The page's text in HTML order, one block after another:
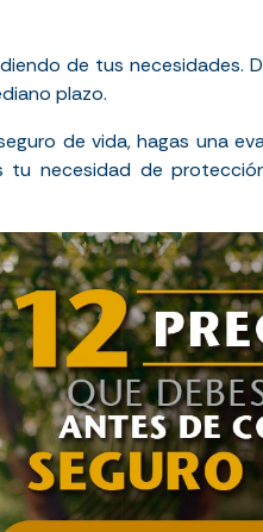
de tus necesidades.
plazo.
de vida, hagas una
necesidad de